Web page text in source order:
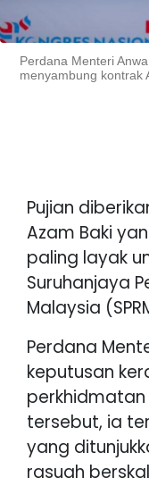
Perdana Menteri
menyambung kontrak
Pujian
Azam Baki
paling layak
Suruhanjaya
Malaysia
Perdana
keputusan
perkhidmatan
tersebut, ia
yang
rasuah